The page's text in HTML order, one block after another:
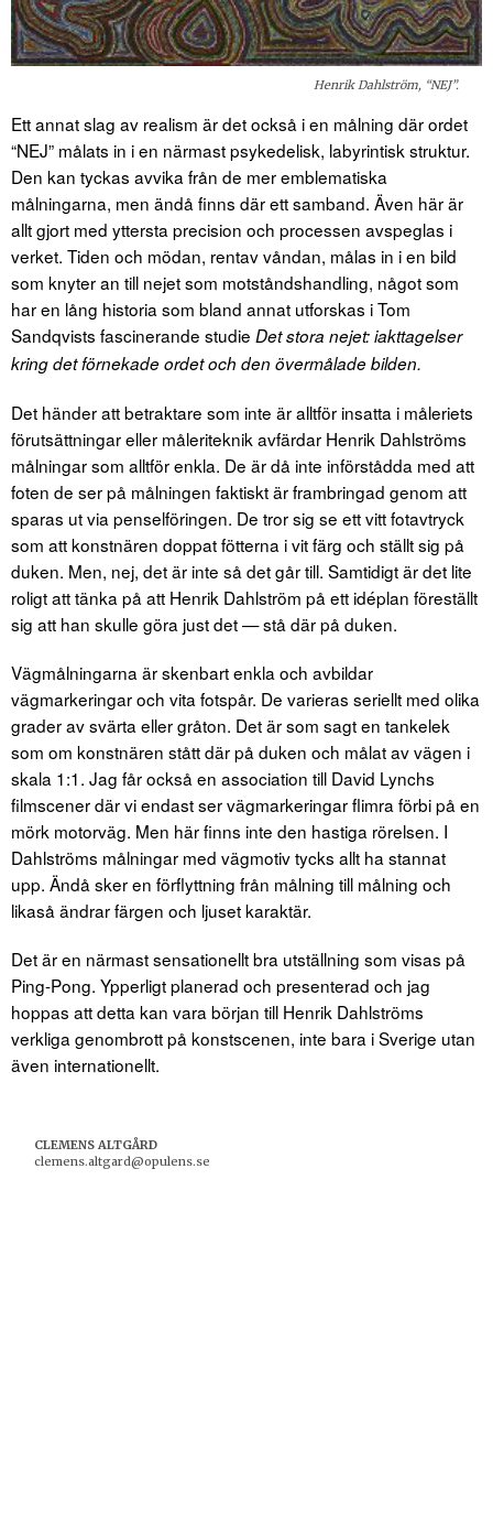
Henrik Dahlström, “NEJ”.
Ett annat slag av realism är det också i en målning där ordet
“NEJ” målats in i en närmast psykedelisk, labyrintisk struktur.
Den kan tyckas avvika från de mer emblematiska
målningarna, men ändå finns där ett samband. Även här är
allt gjort med yttersta precision och processen avspeglas i
verket. Tiden och mödan, rentav våndan, målas in i en bild
som knyter an till nejet som motståndshandling, något som
har en lång historia som bland annat utforskas i Tom
Sandqvists fascinerande studie Det stora nejet: iakttagelser
kring det förnekade ordet och den övermålade bilden.
Det händer att betraktare som inte är alltför insatta i måleriets
förutsättningar eller måleriteknik avfärdar Henrik Dahlströms
målningar som alltför enkla. De är då inte införstådda med att
foten de ser på målningen faktiskt är frambringad genom att
sparas ut via penselföringen. De tror sig se ett vitt fotavtryck
som att konstnären doppat fötterna i vit färg och ställt sig på
duken. Men, nej, det är inte så det går till. Samtidigt är det lite
roligt att tänka på att Henrik Dahlström på ett idéplan föreställt
sig att han skulle göra just det — stå där på duken.
Vägmålningarna är skenbart enkla och avbildar
vägmarkeringar och vita fotspår. De varieras seriellt med olika
grader av svärta eller gråton. Det är som sagt en tankelek
som om konstnären stått där på duken och målat av vägen i
skala 1:1. Jag får också en association till David Lynchs
filmscener där vi endast ser vägmarkeringar flimra förbi på en
mörk motorväg. Men här finns inte den hastiga rörelsen. I
Dahlströms målningar med vägmotiv tycks allt ha stannat
upp. Ändå sker en förflyttning från målning till målning och
likaså ändrar färgen och ljuset karaktär.
Det är en närmast sensationellt bra utställning som visas på
Ping-Pong. Ypperligt planerad och presenterad och jag
hoppas att detta kan vara början till Henrik Dahlströms
verkliga genombrott på konstscenen, inte bara i Sverige utan
även internationellt.
CLEMENS ALTGÅRD
clemens.altgard@opulens.se